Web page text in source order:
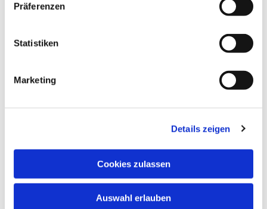
Präferenzen
Statistiken
Marketing
Details zeigen
Cookies zulassen
Auswahl erlauben